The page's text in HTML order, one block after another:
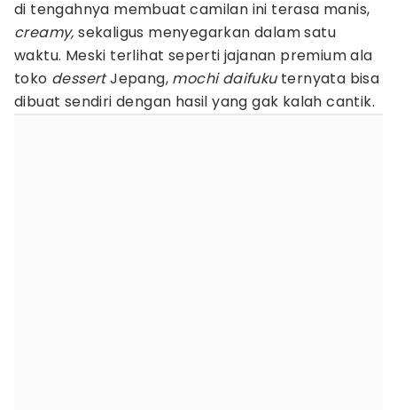
di tengahnya membuat camilan ini terasa manis,
creamy, sekaligus menyegarkan dalam satu
waktu. Meski terlihat seperti jajanan premium ala
toko dessertJepang, mochi daifukuternyata bisa
dibuat sendiri dengan hasil yang gak kalah cantik.